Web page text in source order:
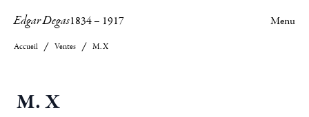
Edgar Degas1834– 1917 Menu
Accueil Ventes M. X
M. X